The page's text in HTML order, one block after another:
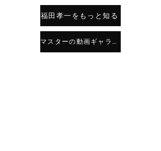
福田孝一をもっと知る
マスターの動画ギャラリー